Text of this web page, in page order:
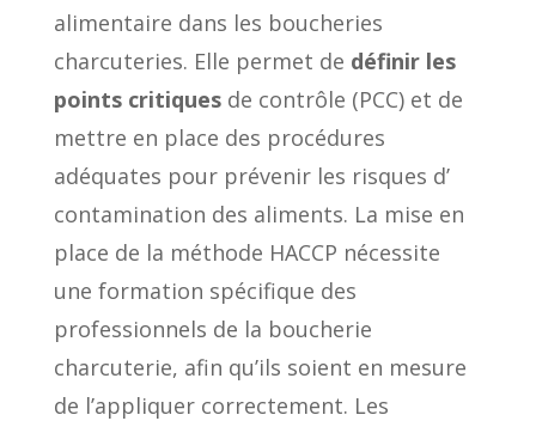
alimentaire dans les boucheries
charcuteries. Elle permet de définir les
points critiquesde contrôle (PCC) et de
mettre en place des procédures
adéquates pour prévenir les risques d’
contamination des aliments. La mise en
place de la méthode HACCP nécessite
une formation spécifique des
professionnels de la boucherie
charcuterie, afin qu’ils soient en mesure
de l’appliquer correctement. Les